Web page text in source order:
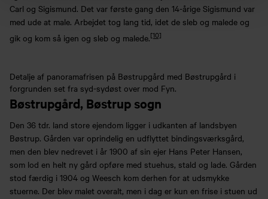
Carl og Sigismund. Det var første gang den 14-årige Sigismund var
med ude at male. Arbejdet tog lang tid, idet de sleb og malede og
gik og kom så igen og sleb og malede.[10]
Detalje af panoramafrisen på Bøstrupgård med Bøstrupgård i
forgrunden set fra syd-sydøst over mod Fyn.
Bøstrupgård, Bøstrup sogn
Den 36 tdr. land store ejendom ligger i udkanten af landsbyen
Bøstrup. Gården var oprindelig en udflyttet bindingsværksgård,
men den blev nedrevet i år 1900 af sin ejer Hans Peter Hansen,
som lod en helt ny gård opføre med stuehus, stald og lade. Gården
stod færdig i 1904 og Weesch kom derhen for at udsmykke
stuerne. Der blev malet overalt, men i dag er kun en frise i stuen ud